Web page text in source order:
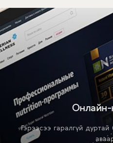
Онлайн-
Гэрээсээ гаралгүй дуртай